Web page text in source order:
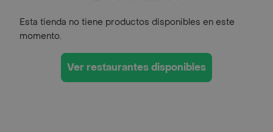
Esta tienda no tiene productos disponibles en este
momento.
Ver restaurantes disponibles